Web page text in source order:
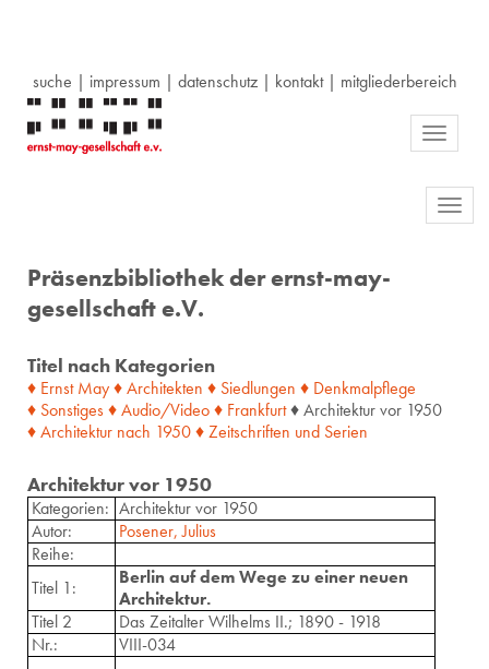
suche | impressum | datenschutz| kontakt| mitgliederbereich
Toggle
Präsenzbibliothek der ernst-may-
gesellschaft e.V.
Titel nach Kategorien
♦ Ernst May♦ Architekten ♦ Siedlungen ♦ Denkmalpflege
♦ Sonstiges♦ Audio/Video♦ Frankfurt♦ Architektur vor 1950
♦ Architektur nach 1950♦ Zeitschriften und Serien
Architektur vor 1950
Kategorien: Architektur vor 1950
Autor:
Posener, Julius
Reihe:
Titel 1:
Berlin auf dem Wege zu einer neuen
Architektur.
Titel 2
Das Zeitalter Wilhelms II.; 1890 - 1918
Nr.:
VIII-034